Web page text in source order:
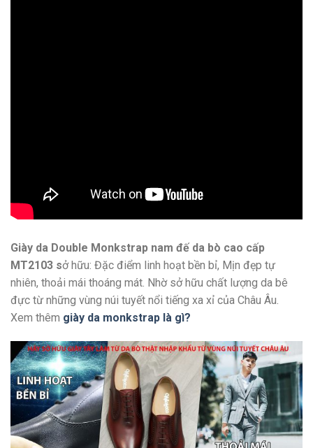
Giày da Double Monkstrap nam đế da bò cao cấp
MT2103 sở hữu: Đặc điểm linh hoạt bền bỉ, Mịn đẹp tự
nhiên, thoải mái thoáng mát. Nhờ sở hữu chất lượng da bê
đực từ những vùng núi tuyết nổi tiếng xa xỉ của Châu Âu.
Xem thêm giày da monkstrap là gì?